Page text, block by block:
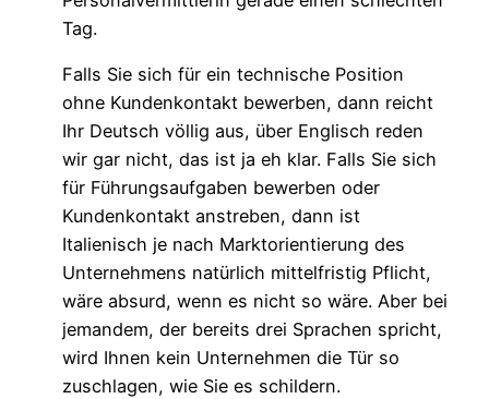
Tag.
Falls Sie sich für ein technische Position
ohne Kundenkontakt bewerben, dann reicht
Ihr Deutsch völlig aus, über Englisch reden
wir gar nicht, das ist ja eh klar. Falls Sie sich
für Führungsaufgaben bewerben oder
Kundenkontakt anstreben, dann ist
Italienisch je nach Marktorientierung des
Unternehmens natürlich mittelfristig Pflicht,
wäre absurd, wenn es nicht so wäre. Aber bei
jemandem, der bereits drei Sprachen spricht,
wird Ihnen kein Unternehmen die Tür so
zuschlagen, wie Sie es schildern.